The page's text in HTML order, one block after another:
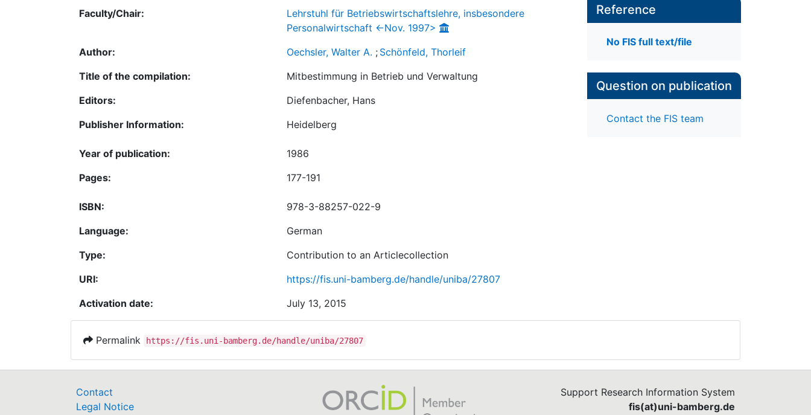
Faculty/Chair:
Lehrstuhl für Betriebswirtschaftslehre, insbesondere
Personalwirtschaft <-Nov. 1997>
Author:
Oechsler, Walter A. ; Schönfeld, Thorleif
Title of the compilation:
Mitbestimmung in Betrieb und Verwaltung
Editors:
Diefenbacher, Hans
Publisher Information:
Heidelberg
Year of publication:
1986
Pages:
177-191
ISBN:
978-3-88257-022-9
Language:
German
Type:
Contribution to an Articlecollection
URI:
https://fis.uni-bamberg.de/handle/uniba/27807
Activation date:
July 13, 2015
Reference
No FIS full text/file
Question on publication
Contact the FIS team
Permalink https://fis.uni-bamberg.de/handle/uniba/27807
Contact
Legal Notice
Support Research Information System
fis(at)uni-bamberg.de